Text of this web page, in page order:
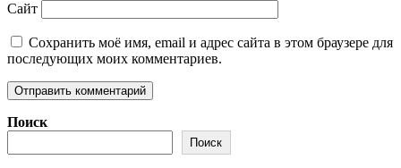
Сайт
Сохранить моё имя, email и адрес сайта в этом браузере для
последующих моих комментариев.
Поиск
Поиск